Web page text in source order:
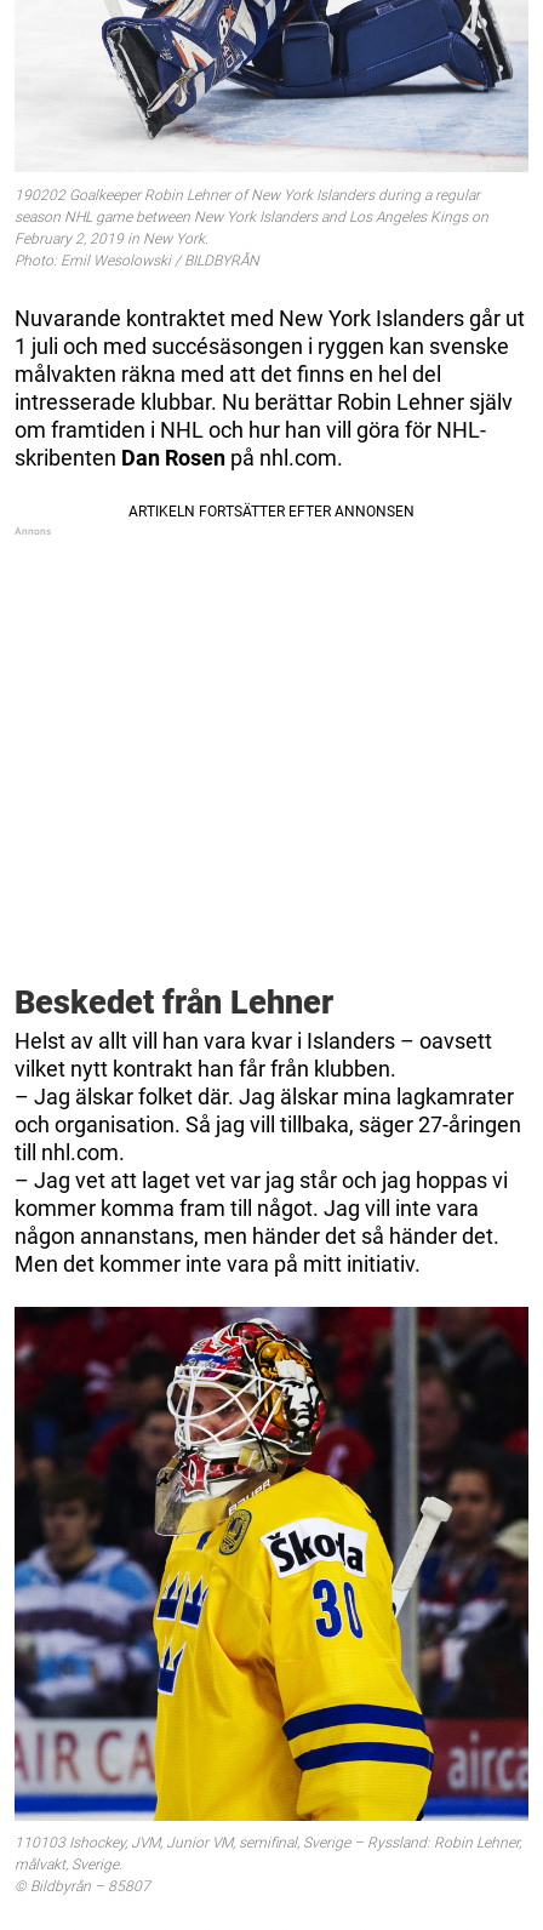
190202 Goalkeeper Robin Lehner of New York Islanders during a regular
season NHL game between New York Islanders and Los Angeles Kings on
February 2, 2019 in New York.
Photo: Emil Wesolowski / BILDBYRÅN
Nuvarande kontraktet med New York Islanders går ut
1 juli och med succésäsongen i ryggen kan svenske
målvakten räkna med att det finns en hel del
intresserade klubbar. Nu berättar Robin Lehner själv
om framtiden i NHL och hur han vill göra för NHL-
skribenten Dan Rosen på nhl.com.
Beskedet från Lehner
Helst av allt vill han vara kvar i Islanders – oavsett
vilket nytt kontrakt han får från klubben.
– Jag älskar folket där. Jag älskar mina lagkamrater
och organisation. Så jag vill tillbaka, säger 27-åringen
till nhl.com.
– Jag vet att laget vet var jag står och jag hoppas vi
kommer komma fram till något. Jag vill inte vara
någon annanstans, men händer det så händer det.
Men det kommer inte vara på mitt initiativ.
110103 Ishockey, JVM, Junior VM, semifinal, Sverige – Ryssland: Robin Lehner,
målvakt, Sverige.
© Bildbyrån – 85807